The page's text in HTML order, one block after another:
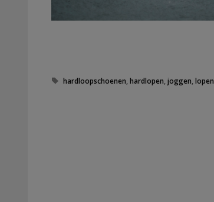
Tags
hardloopschoenen,hardlopen,joggen,lopen